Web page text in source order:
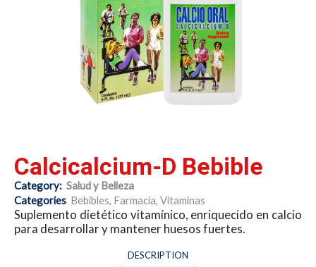
Calcicalcium-D Bebible
Category: Salud y Belleza
Categories Bebibles, Farmacia, Vitaminas
Suplemento dietético vitamínico, enriquecido en calcio
para desarrollar y mantener huesos fuertes.
DESCRIPTION